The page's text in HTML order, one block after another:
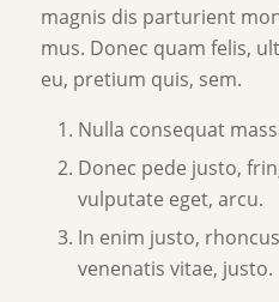
magnis dis parturient
mus. Donec quam felis,
eu, pretium quis, sem.
Nulla consequat
Donec pede justo,
vulputate eget, arcu.
In enim justo,
venenatis vitae, justo.